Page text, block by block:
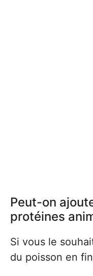
Peut-on
protéines
Si vous le
du poisson en